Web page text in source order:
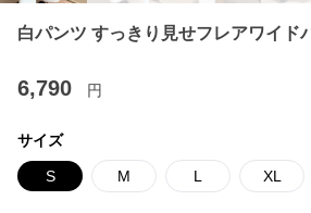
白パンツ すっきり見せフレアワイド
6,790 円
サイズ
S M L XL